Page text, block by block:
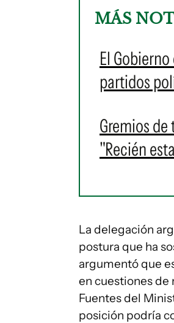
MÁS
El
partidos
Gremios
"Recién
La delegación
postura que ha
argumentó que
en cuestiones de
Fuentes del
posición podría